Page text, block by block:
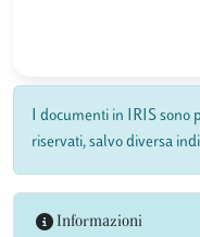
I documenti in IRIS sono
riservati, salvo diversa
Informazioni